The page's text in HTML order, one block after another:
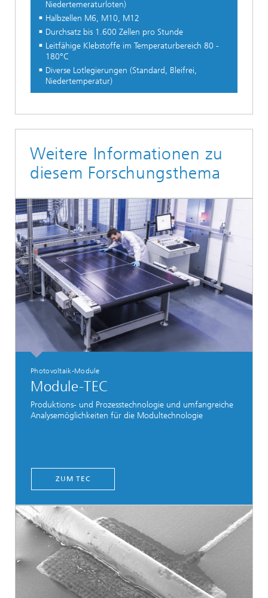
Niedertemeraturloten)
Halbzellen M6, M10, M12
Durchsatz bis 1.600 Zellen pro Stunde
Leitfähige Klebstoffe im Temperaturbereich 80 -
180°C
Diverse Lotlegierungen (Standard, Bleifrei,
Niedertemperatur)
Weitere Informationen zu
diesem Forschungsthema
Photovoltaik-Module
Module-TEC
Produktions- und Prozesstechnologie und umfangreiche
Analysemöglichkeiten für die Modultechnologie
ZUM TEC